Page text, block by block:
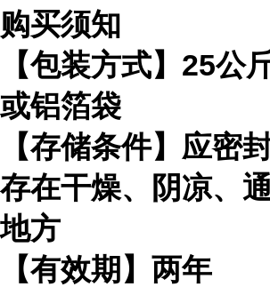
购买须知
【包装方式】25公
或铝箔袋
【存储条件】应密
存在干燥、阴凉、
地方
【有效期】两年